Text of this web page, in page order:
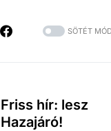
SÖTÉT
Friss hír: lesz
Hazajáró!